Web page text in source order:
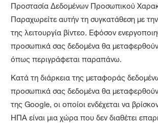
Προστασία Δεδομένων Προσωπικού
Παραχωρείτε αυτήν τη συγκατάθεση με
της λειτουργία βίντεο. Εφόσον
προσωπικά σας δεδομένα θα
όπως περιγράφεται παραπάνω.
Κατά τη διάρκεια της μεταφοράς
προσωπικά σας δεδομένα θα μεταφερθούν
της Google, οι οποίοι ενδέχεται να
ΗΠΑ είναι μια χώρα που δεν διαθέτει